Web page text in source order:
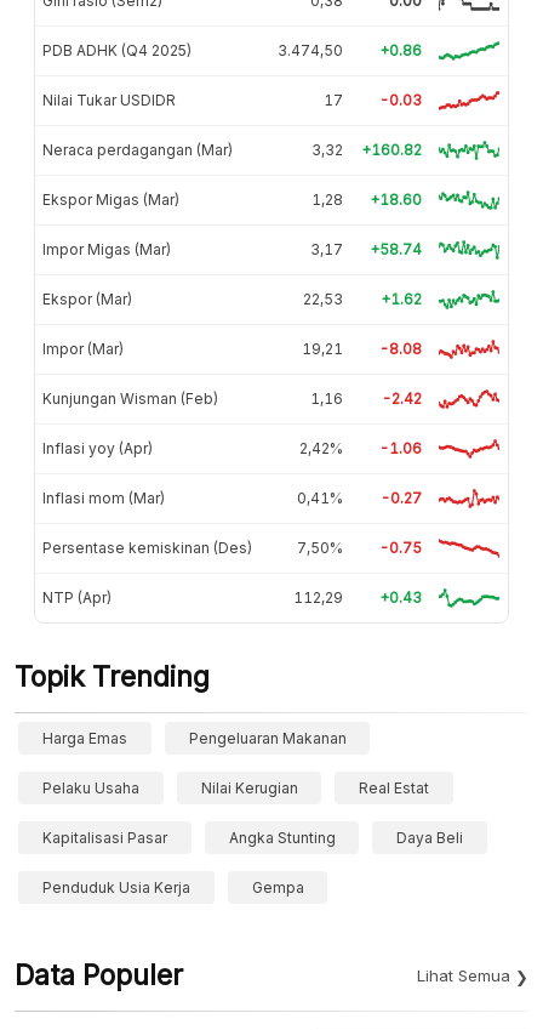
PDB ADHK (Q4 2025) 3.474,50 +0.86
Nilai Tukar USDIDR 17 -0.03
Neraca perdagangan (Mar) 3,32 +160.82
Ekspor Migas (Mar) 1,28 +18.60
Impor Migas (Mar) 3,17 +58.74
Ekspor (Mar) 22,53 +1.62
Impor (Mar) 19,21 -8.08
Kunjungan Wisman (Feb) 1,16 -2.42
Inflasi yoy (Apr) 2,42% -1.06
Inflasi mom (Mar) 0,41% -0.27
Persentase kemiskinan (Des) 7,50% -0.75
NTP (Apr) 112,29 +0.43
Topik Trending
Harga Emas Pengeluaran Makanan
Pelaku Usaha Nilai Kerugian Real Estat
Kapitalisasi Pasar Angka Stunting Daya Beli
Penduduk Usia Kerja Gempa
Data Populer Lihat Semua